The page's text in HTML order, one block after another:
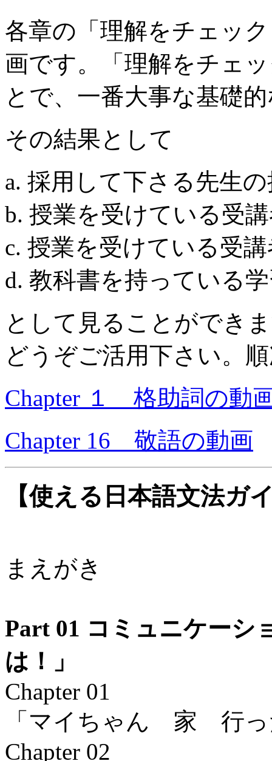
各章の「理解をチェッ
画です。「理解をチェ
とで、一番大事な基礎
その結果として
a. 採用して下さる先生
b. 授業を受けている受
c. 授業を受けている受
d. 教科書を持っている
として見ることができ
どうぞご活用下さい。
Chapter １ 格助詞の動
Chapter 16 敬語の動画
【使える日本語文法ガ
まえがき
Part 01 コミュニケーシ
は！」
Chapter 01
「マイちゃん 家 行っ
Chapter 02